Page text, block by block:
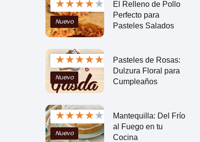
★★★★★
Nuevo
El Relleno de Pollo
Perfecto para
Pasteles Salados
★★★★★
Nuevo
Pasteles de Rosas:
Dulzura Floral para
Cumpleaños
★★★★★
Nuevo
Mantequilla: Del Frío
al Fuego en tu
Cocina